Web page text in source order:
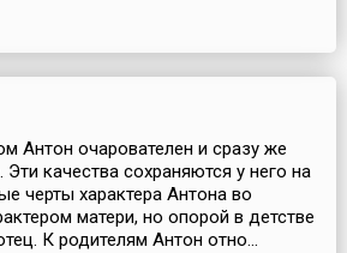
Антон очарователен и сразу же
Эти качества сохраняются у него на
черты характера Антона во
матери, но опорой в детстве
К родителям Антон отно...